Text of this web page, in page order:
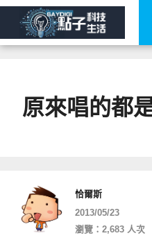
原來唱的都
恰爾斯
2013/05/23
瀏覽：2,683 人次